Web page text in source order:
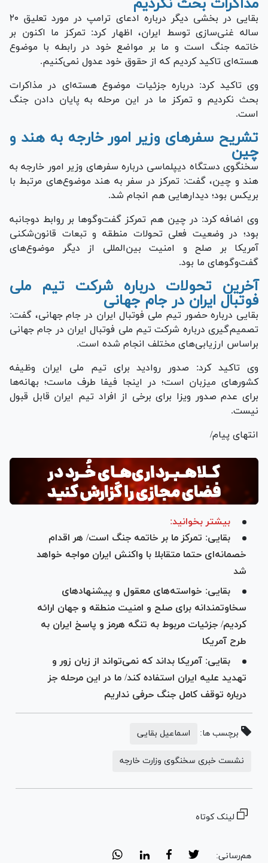
مذاکرات بحث نکردیم
بقایی در بخشی دیگر درباره ادعای ترامپ در مورد تعلیق ۲۰
ساله غنی‌سازی توسط ایران، اظهار کرد: تمرکز ما اکنون بر
خاتمه جنگ است و ما بر مواضع خود در رابطه با موضوع
هسته‌ای تاکید کردیم که از حقوق خود عدول نمی‌کنیم.
وی تاکید کرد: درباره جزئیات موضوع هسته‌ای در مذاکرات
بحث نکردیم و تمرکز ما در این مرحله به پایان دادن جنگ
است.
تشریح سفر‌های وزیر امور خارجه به هند و
چین
سخنگوی دستگاه دیپلماسی درباره سفر‌های وزیر امور خارجه به
هند و چین، گفت: تمرکز در سفر به هند موضوع‌های مرتبط با
بریکس بود؛ دیدار‌هایی هم انجام شد.
وی اضافه کرد: در چین هم تمرکز گفت‌و‌گو‌ها بر روابط دوجانبه
بود؛ در وضعیت فعلی تحولات منطقه و تبعات قانون‌شکنی
آمریکا بر صلح و امنیت بین‌المللی از دیگر موضوع‌های
گفت‌و‌گو‌های ما بود.
آخرین تحولات درباره شرکت تیم ملی
فوتبال ایران در جام جهانی
بقایی درباره حضور تیم ملی فوتبال ایران در جام جهانی، گفت:
تصمیم‌گیری درباره شرکت تیم ملی فوتبال ایران در جام جهانی
براساس ارزیابی‌های مختلف انجام شده است.
وی تاکید کرد: صدور روادید برای تیم ملی ایران وظیفه
کشور‌های میزبان است؛ در اینجا فیفا طرف ماست؛ بهانه‌ها
برای عدم صدور ویزا برای برخی از افراد تیم ایران قابل قبول
نیست.
انتهای پیام/
بیشتر بخوانید:
بقایی: تمرکز ما بر خاتمه جنگ است/ هر اقدام
خصمانه‌ای حتما متقابلا با واکنش ایران مواجه خواهد
شد
بقایی: خواسته‌های معقول و پیشنهادهای
سخاوتمندانه برای صلح و امنیت منطقه و جهان ارائه
کردیم/ جزئیات مربوط به تنگه هرمز و پاسخ ایران به
طرح آمریکا
بقایی: آمریکا بداند که نمی‌تواند از زبان زور و
تهدید علیه ایران استفاده کند/ ما در این مرحله جز
درباره توقف کامل جنگ حرفی نداریم
برچسب ها: اسماعیل بقایی
نشست خبری سخنگوی وزارت خارجه
لینک کوتاه
هم‌رسانی: